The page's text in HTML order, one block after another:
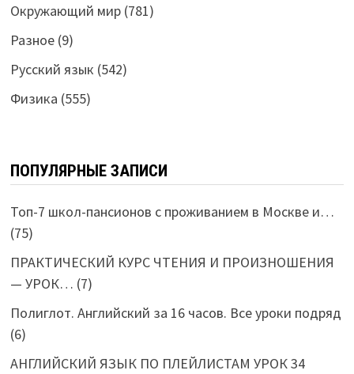
Окружающий мир(781)
Разное(9)
Русский язык (542)
Физика (555)
ПОПУЛЯРНЫЕ ЗАПИСИ
Топ-7 школ-пансионов с проживанием в Москве и…
(75)
ПРАКТИЧЕСКИЙ КУРС ЧТЕНИЯ И ПРОИЗНОШЕНИЯ
— УРОК… (7)
Полиглот. Английский за 16 часов. Все уроки подряд
(6)
АНГЛИЙСКИЙ ЯЗЫК ПО ПЛЕЙЛИСТАМ УРОК 34